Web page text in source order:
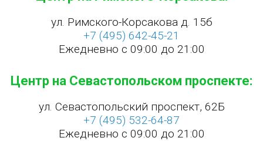
ул. Римского-Корсакова д. 15б
+7 (495) 642-45-21
Ежедневно с 09:00 до 21:00
Центр на Севастопольском проспекте:
ул. Севастопольский проспект, 62Б
+7 (495) 532-64-87
Ежедневно с 09:00 до 21:00